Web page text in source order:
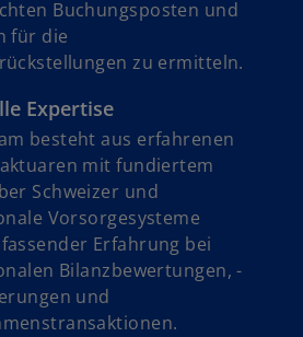
Buchungsposten und
für die
zu ermitteln.
Expertise
besteht aus erfahrenen
mit fundiertem
Schweizer und
Vorsorgesysteme
Erfahrung bei
Bilanzbewertungen, -
und